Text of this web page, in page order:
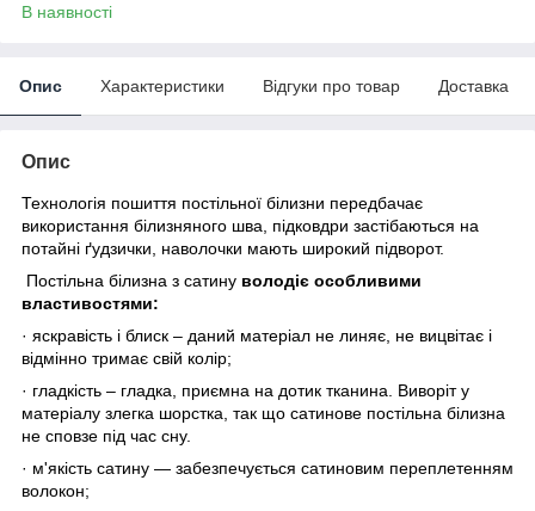
В наявності
Опис Характеристики Відгуки про товар Доставка
Опис
Технологія пошиття постільної білизни передбачає
використання білизняного шва, підковдри застібаються на
потайні ґудзички, наволочки мають широкий підворот.
Постільна білизна з сатину володіє особливими
властивостями:
· яскравість і блиск – даний матеріал не линяє, не вицвітає і
відмінно тримає свій колір;
· гладкість – гладка, приємна на дотик тканина. Виворіт у
матеріалу злегка шорстка, так що сатинове постільна білизна
не сповзе під час сну.
· м'якість сатину — забезпечується сатиновим переплетенням
волокон;